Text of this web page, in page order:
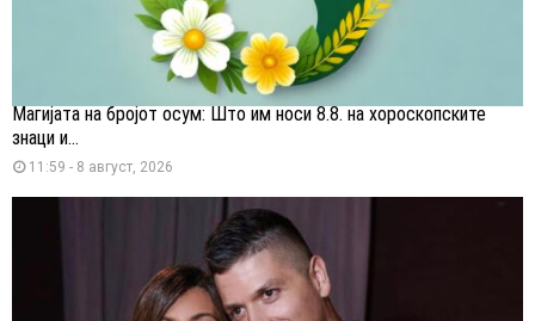
Магијата на бројот осум: Што им носи 8.8. на хороскопските
знаци и...
11:59 - 8 август, 2026